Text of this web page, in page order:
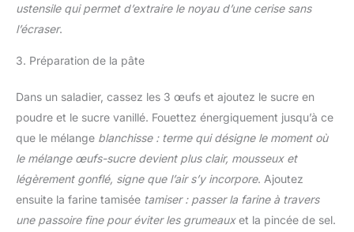
ustensile qui permet d’extraire le noyau d’une cerise sans
l’écraser.
3. Préparation de la pâte
Dans un saladier, cassez les 3 œufs et ajoutez le sucre en
poudre et le sucre vanillé. Fouettez énergiquement jusqu’à ce
que le mélange blanchisse : terme qui désigne le moment où
le mélange œufs-sucre devient plus clair, mousseux et
légèrement gonflé, signe que l’air s’y incorpore. Ajoutez
ensuite la farine tamisée tamiser : passer la farine à travers
une passoire fine pour éviter les grumeauxet la pincée de sel.